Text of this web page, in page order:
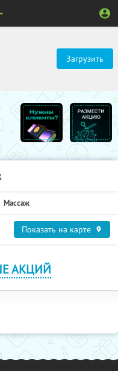
Загрузить
Массаж
Показать на карте
АКЦИЙ